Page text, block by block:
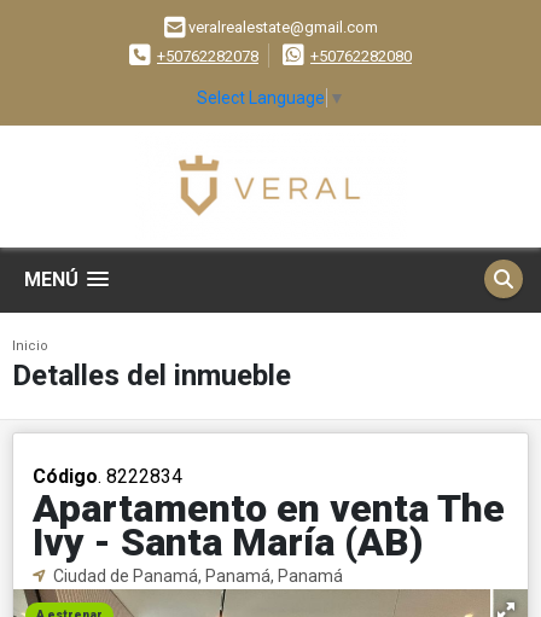
veralrealestate@gmail.com
+50762282078
+50762282080
Select Language ▼
MENÚ
Inicio
Detalles del inmueble
Código. 8222834
Apartamento en venta The
Ivy - Santa María (AB)
Ciudad de Panamá, Panamá, Panamá